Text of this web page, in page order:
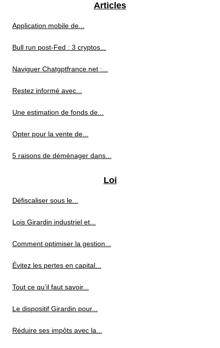
Articles
Application mobile de...
Bull run post-Fed : 3 cryptos...
Naviguer Chatgptfrance.net :...
Restez informé avec...
Une estimation de fonds de...
Opter pour la vente de...
5 raisons de déménager dans...
Loi
Défiscaliser sous le...
Lois Girardin industriel et...
Comment optimiser la gestion...
Évitez les pertes en capital...
Tout ce qu’il faut savoir...
Le dispositif Girardin pour...
Réduire ses impôts avec la...